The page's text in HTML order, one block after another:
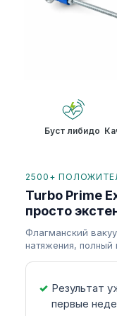
Буст либидо
2500+
Turbo Prime
просто
Флагманский
натяжения, полный
Результат
первые